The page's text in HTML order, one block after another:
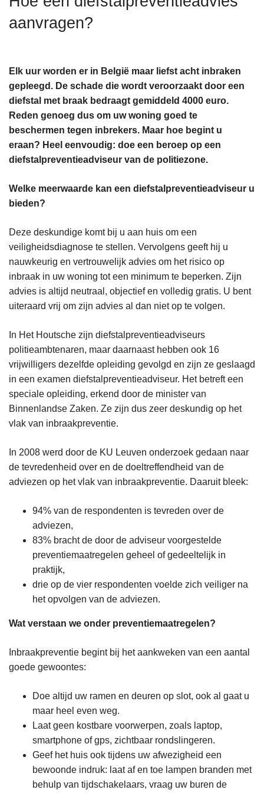
aanvragen?
Elk uur worden er in België maar liefst acht inbraken
gepleegd. De schade die wordt veroorzaakt door een
diefstal met braak bedraagt gemiddeld 4000 euro.
Reden genoeg dus om uw woning goed te
beschermen tegen inbrekers. Maar hoe begint u
eraan? Heel eenvoudig: doe een beroep op een
diefstalpreventieadviseur van de politiezone.
Welke meerwaarde kan een diefstalpreventieadviseur u
bieden?
Deze deskundige komt bij u aan huis om een
veiligheidsdiagnose te stellen. Vervolgens geeft hij u
nauwkeurig en vertrouwelijk advies om het risico op
inbraak in uw woning tot een minimum te beperken. Zijn
advies is altijd neutraal, objectief en volledig gratis. U bent
uiteraard vrij om zijn advies al dan niet op te volgen.
In Het Houtsche zijn diefstalpreventieadviseurs
politieambtenaren, maar daarnaast hebben ook 16
vrijwilligers dezelfde opleiding gevolgd en zijn ze geslaagd
in een examen diefstalpreventieadviseur. Het betreft een
speciale opleiding, erkend door de minister van
Binnenlandse Zaken. Ze zijn dus zeer deskundig op het
vlak van inbraakpreventie.
In 2008 werd door de KU Leuven onderzoek gedaan naar
de tevredenheid over en de doeltreffendheid van de
adviezen op het vlak van inbraakpreventie. Daaruit bleek:
94% van de respondenten is tevreden over de
adviezen,
83% bracht de door de adviseur voorgestelde
preventiemaatregelen geheel of gedeeltelijk in
praktijk,
drie op de vier respondenten voelde zich veiliger na
het opvolgen van de adviezen.
Wat verstaan we onder preventiemaatregelen?
Inbraakpreventie begint bij het aankweken van een aantal
goede gewoontes:
Doe altijd uw ramen en deuren op slot, ook al gaat u
maar heel even weg.
Laat geen kostbare voorwerpen, zoals laptop,
smartphone of gps, zichtbaar rondslingeren.
Geef het huis ook tijdens uw afwezigheid een
bewoonde indruk: laat af en toe lampen branden met
behulp van tijdschakelaars, vraag uw buren de